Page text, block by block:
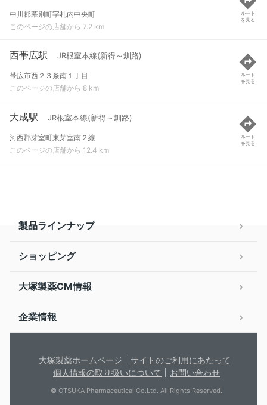
中川郡幕別町字札内中央町
このページの店舗から 7.2 km
ルート
を見る
西帯広駅 JR根室本線(新得～釧路)
帯広市西２３条南１丁目
このページの店舗から 8 km
ルート
を見る
大成駅 JR根室本線(新得～釧路)
河西郡芽室町東芽室南２線
このページの店舗から 12.4 km
ルート
を見る
製品ラインナップ
ショッピング
大塚製薬CM情報
企業情報
大塚製薬ホームページ
サイトのご利用にあたって
個人情報の取り扱いについて
お問い合わせ
© OTSUKA Pharmaceutical Co.Ltd. All Rights Reserved.